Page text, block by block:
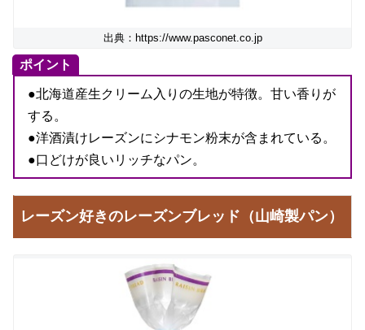
出典：https://www.pasconet.co.jp
ポイント
●北海道産生クリーム入りの生地が特徴。甘い香りが
する。
●洋酒漬けレーズンにシナモン粉末が含まれている。
●口どけが良いリッチなパン。
レーズン好きのレーズンブレッド（山崎製パン）